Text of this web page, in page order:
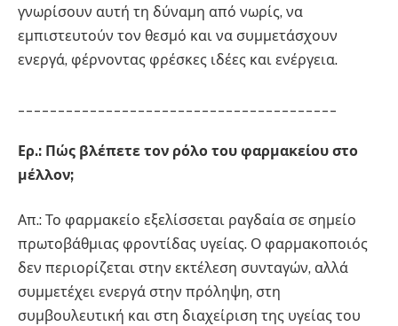
γνωρίσουν αυτή τη δύναμη από νωρίς, να
εμπιστευτούν τον θεσμό και να συμμετάσχουν
ενεργά, φέρνοντας φρέσκες ιδέες και ενέργεια.
Ερ.: Πώς βλέπετε τον ρόλο του φαρμακείου στο
μέλλον;
Απ.: Το φαρμακείο εξελίσσεται ραγδαία σε σημείο
πρωτοβάθμιας φροντίδας υγείας. Ο φαρμακοποιός
δεν περιορίζεται στην εκτέλεση συνταγών, αλλά
συμμετέχει ενεργά στην πρόληψη, στη
συμβουλευτική και στη διαχείριση της υγείας του